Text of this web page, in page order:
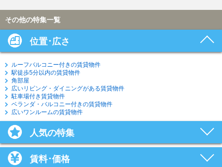
その他の特集一覧
位置･広さ
ルーフバルコニー付きの賃貸物件
駅徒歩5分以内の賃貸物件
角部屋
広いリビング・ダイニングがある賃貸物件
駐車場付き賃貸物件
ベランダ・バルコニー付きの賃貸物件
広いワンルームの賃貸物件
人気の特集
賃料･価格